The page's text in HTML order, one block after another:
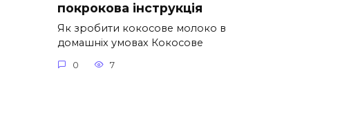
покрокова інструкція
Як зробити кокосове молоко в
домашніх умовах Кокосове
0 7